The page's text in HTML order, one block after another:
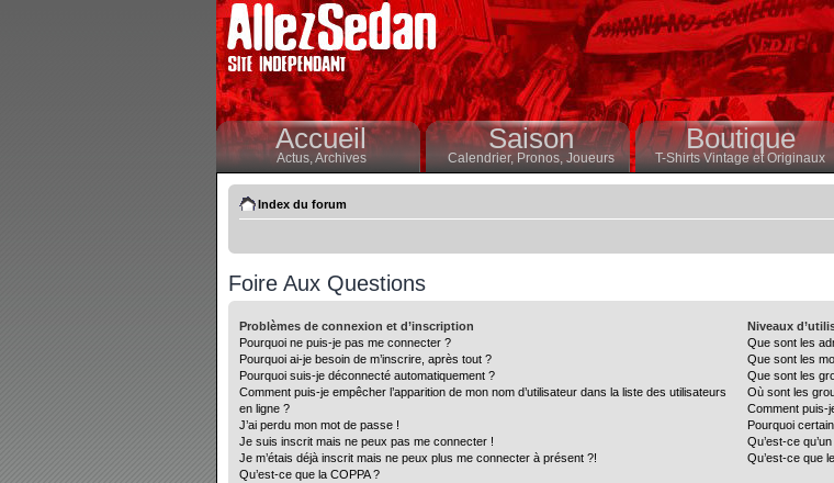
Accueil
Actus,Archives
Saison
Calendrier,Pronos, Joueurs
Boutique
T-Shirts Vintage et Originaux
Index du forum
Foire Aux Questions
Problèmes de connexion et d’inscription
Pourquoi ne puis-je pas me connecter ?
Pourquoi ai-je besoin de m’inscrire, après tout ?
Pourquoi suis-je déconnecté automatiquement ?
Comment puis-je empêcher l’apparition de mon nom d’utilisateur dans la liste des utilisateurs
en ligne ?
J’ai perdu mon mot de passe !
Je suis inscrit mais ne peux pas me connecter !
Je m’étais déjà inscrit mais ne peux plus me connecter à présent ?!
Qu’est-ce que la COPPA ?
Niveaux
Que sont les
Que sont les
Que sont les
Où sont les
Comment puis-
Pourquoi
Qu’est-ce
Qu’est-ce que